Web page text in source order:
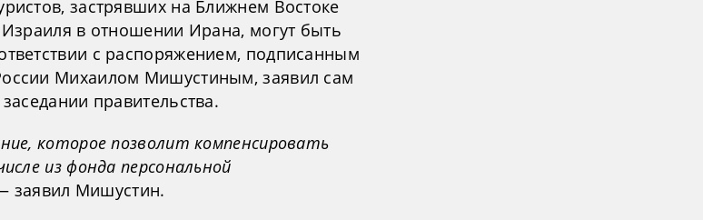
застрявших на Ближнем Востоке
в отношении Ирана, могут быть
с распоряжением, подписанным
Михаилом Мишустиным, заявил сам
правительства.
которое позволит компенсировать
из фонда персональной
заявил Мишустин.